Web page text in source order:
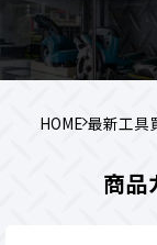
HOME 最新工具
商品